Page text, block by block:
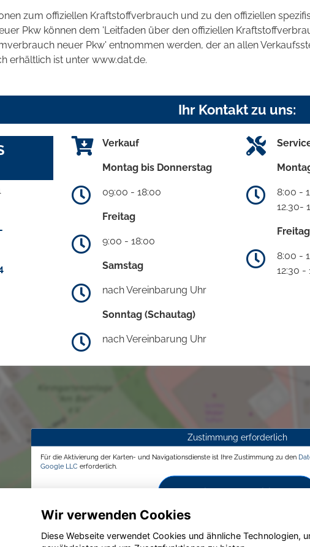
zum offiziellen Kraftstoffverbrauch und zu den offiziellen
Pkw können dem 'Leitfaden über den offiziellen
neuer Pkw' entnommen werden, der an allen
erhältlich ist unter www.dat.de.
Ihr Kontakt zu uns:
Verkauf
Montag bis Donnerstag
09:00 - 18:00
Freitag
9:00 - 18:00
Samstag
nach Vereinbarung Uhr
Sonntag (Schautag)
nach Vereinbarung Uhr
8:00 -
12.30-
Freitag
8:00 -
12:30 -
Zustimmung erforderlich
Für die Aktivierung der Karten- und Navigationsdienste ist Ihre Zustimmung zu den
Google LLC erforderlich.
Zustimmen und aktivieren
Wir verwenden Cookies
Diese Webseite verwendet Cookies und ähnliche Technologien,